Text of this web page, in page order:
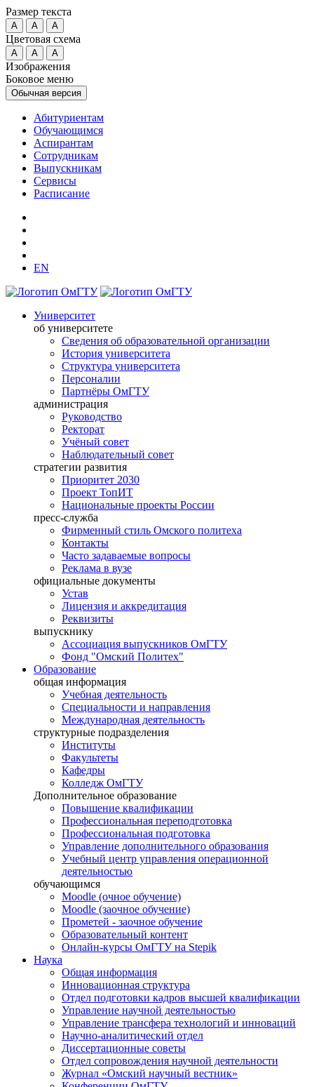
Размер текста
A A A
Цветовая схема
A A A
Изображения
Боковое меню
Обычная версия
Абитуриентам
Обучающимся
Аспирантам
Сотрудникам
Выпускникам
Сервисы
Расписание
EN
Университет
об университете
Сведения об образовательной организации
История университета
Структура университета
Персоналии
Партнёры ОмГТУ
администрация
Руководство
Ректорат
Учёный совет
Наблюдательный совет
стратегии развития
Приоритет 2030
Проект ТопИТ
Национальные проекты России
пресс-служба
Фирменный стиль Омского политеха
Контакты
Часто задаваемые вопросы
Реклама в вузе
официальные документы
Устав
Лицензия и аккредитация
Реквизиты
выпускнику
Ассоциация выпускников ОмГТУ
Фонд "Омский Политех"
Образование
общая информация
Учебная деятельность
Специальности и направления
Международная деятельность
структурные подразделения
Институты
Факультеты
Кафедры
Колледж ОмГТУ
Дополнительное образование
Повышение квалификации
Профессиональная переподготовка
Профессиональная подготовка
Управление дополнительного образования
Учебный центр управления операционной
деятельностью
обучающимся
Moodle (очное обучение)
Moodle (заочное обучение)
Прометей - заочное обучение
Образовательный контент
Онлайн-курсы ОмГТУ на Stepik
Наука
Общая информация
Инновационная структура
Отдел подготовки кадров высшей квалификации
Управление научной деятельностью
Управление трансфера технологий и инноваций
Научно-аналитический отдел
Диссертационные советы
Отдел сопровождения научной деятельности
Журнал «Омский научный вестник»